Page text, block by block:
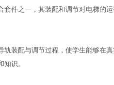
件之一，其装配和调节对电梯的
装配与调节过程，使学生能够在
识。